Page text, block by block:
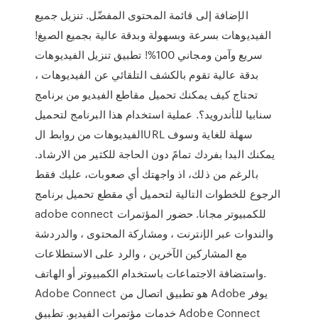
الإضافة إلى قائمة المحتوى المفضّل. تنزيل جميع
الفيديوهات بسرعة وبسهولة وبدقة عالية بجميع الصيغ!
سريع وآمن ومجاني 100%! تطبيق تنزيل الفيديوهات
بدقة عالية تقوم بالكشف التلقائي عن الفيديوهات ،
تحتاج كيف يمكنك تحميل مقاطع الفيديو من برنامج
سنابيا للأندرويد؟. عملية استخدام هذا البرنامج لتحميل
الفيديوهات من روابط الURL سهلة للغاية وسوف
يمكنك البدا بفردك تمامً دون الحاجة للكثير من الارشاد.
بالرغم من ذلك، اذ واجهتك أي صعوبات، عليك فقط
الرجوع للخطوات التالية لتحميل أي مقطع تحميل برنامج
adobe connect للكمبيوتر مجانا. حضور المؤتمرات
والندوات عبر الإنترنت ، ومشاركة المحتوى ، والدردشة
مع المشاركين الآخرين ، والرد على الاستطلاعات
واستضافة الاجتماعات باستخدام الكمبيوتر أو الهاتف.
Adobe Connect هو تطبيق اتصال من Adobe يوفر
خدمات مؤتمرات الفيديو. تطبيق Adobe Connect